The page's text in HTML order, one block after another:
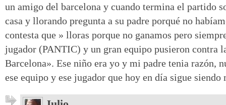
un amigo del barcelona y cuando termina el partido
casa y llorando pregunta a su padre porqué no
contesta que » lloras porque no ganamos pero
jugador (PANTIC) y un gran equipo pusieron contra
Barcelona». Ese niño era yo y mi padre tenia razón,
ese equipo y ese jugador que hoy en día sigue